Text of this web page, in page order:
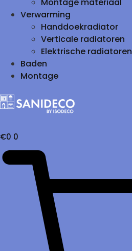
Verwarming
Handdoekradiator
Verticale radiatoren
Elektrische radiatoren
Baden
Montage
€0 0